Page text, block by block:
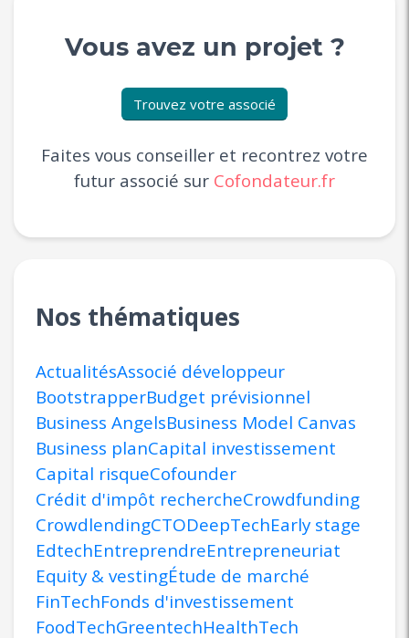
Vous avez un projet ?
Trouvez votre associé
Faites vous conseiller et recontrez votre
futur associé sur Cofondateur.fr
Nos thématiques
ActualitésAssocié développeur
BootstrapperBudget prévisionnel
Business AngelsBusiness Model Canvas
Business planCapital investissement
Capital risqueCofounder
Crédit d'impôt rechercheCrowdfunding
CrowdlendingCTODeepTechEarly stage
EdtechEntreprendreEntrepreneuriat
Equity & vestingÉtude de marché
FinTechFonds d'investissement
FoodTechGreentechHealthTech